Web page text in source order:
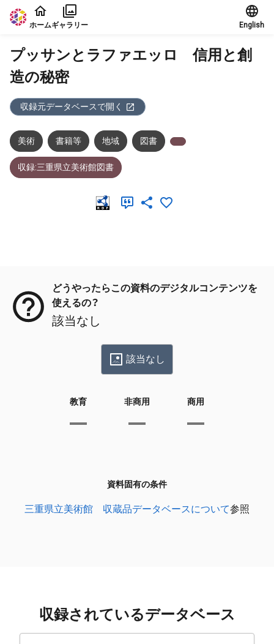
本文に飛ぶ
ホームギャラリー English
プッサンとラファエッロ 信用と創
造の秘密
収録元データベースで開く
美術 書籍等 地域 図書
収録:三重県立美術館図書
どうやったらこの資料のデジタルコンテンツを
使えるの？
該当なし
該当なし
教育 非商用 商用
資料固有の条件
三重県立美術館 収蔵品データベースについて参照
収録されているデータベース